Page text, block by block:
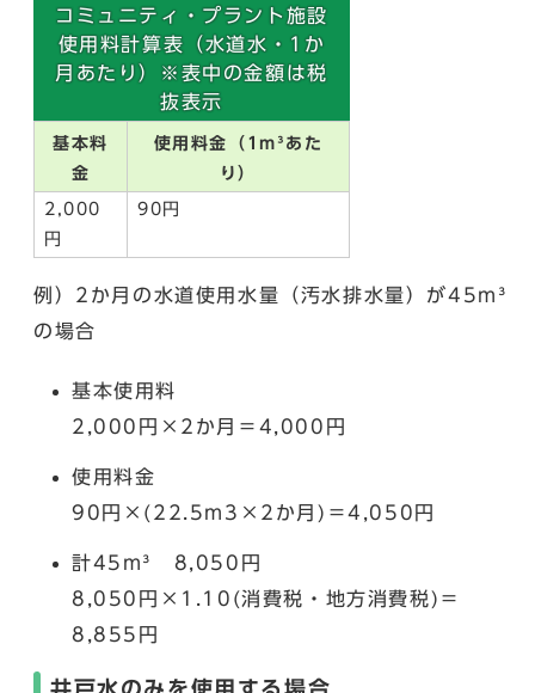
コミュニティ・プラント施設
使用料計算表（水道水・1か
月あたり）※表中の金額は税
抜表示
基本料
金
使用料金（1m³あた
り）
2,000
円
90円
例）2か月の水道使用水量（汚水排水量）が45m³
の場合
基本使用料
2,000円×2か月＝4,000円
使用料金
90円×(22.5m3×2か月)＝4,050円
計45m³ 8,050円
8,050円×1.10(消費税・地方消費税)＝
8,855円
井戸水のみを使用する場合